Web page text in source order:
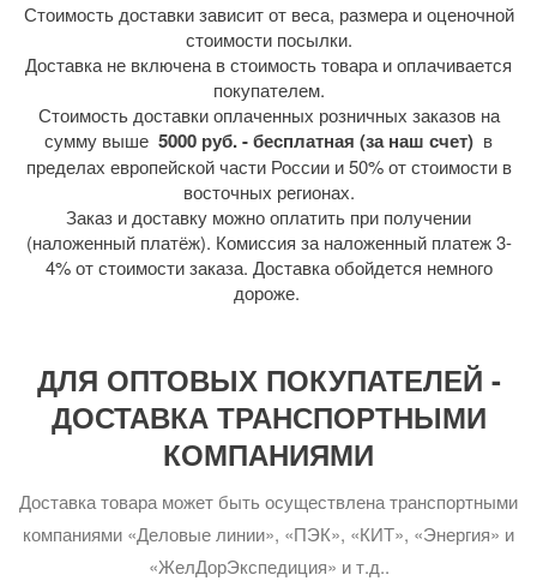
Стоимость доставки зависит от веса, размера и оценочной
стоимости посылки.
Доставка не включена в стоимость товара и оплачивается
покупателем.
Стоимость доставки оплаченных розничных заказов на
сумму выше 5000 руб. - бесплатная (за наш счет) в
пределах европейской части России и 50% от стоимости в
восточных регионах.
Заказ и доставку можно оплатить при получении
(наложенный платёж). Комиссия за наложенный платеж 3-
4% от стоимости заказа. Доставка обойдется немного
дороже.
ДЛЯ ОПТОВЫХ ПОКУПАТЕЛЕЙ -
ДОСТАВКА ТРАНСПОРТНЫМИ
КОМПАНИЯМИ
Доставка товара может быть осуществлена транспортными
компаниями «Деловые линии», «ПЭК», «КИТ», «Энергия» и
«ЖелДорЭкспедиция» и т.д..